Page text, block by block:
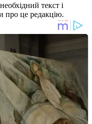
текст і
про це редакцію.